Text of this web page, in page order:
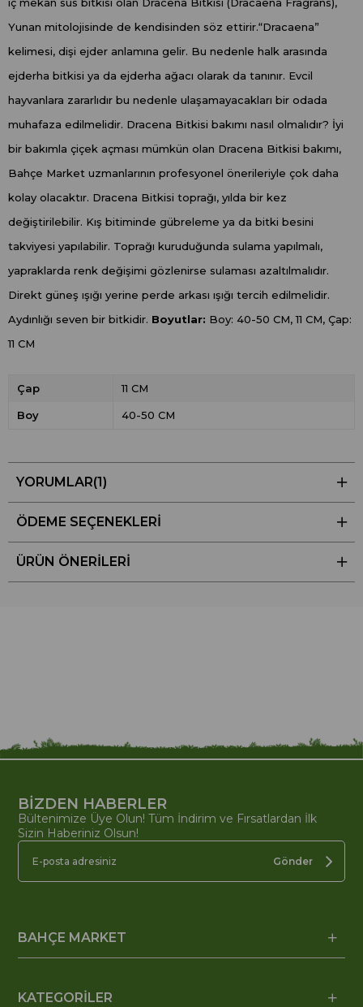
iç mekan süs bitkisi olan Dracena Bitkisi (Dracaena Fragrans),
Yunan mitolojisinde de kendisinden söz ettirir.“Dracaena”
kelimesi, dişi ejder anlamına gelir. Bu nedenle halk arasında
ejderha bitkisi ya da ejderha ağacı olarak da tanınır. Evcil
hayvanlara zararlıdır bu nedenle ulaşamayacakları bir odada
muhafaza edilmelidir. Dracena Bitkisi bakımı nasıl olmalıdır? İyi
bir bakımla çiçek açması mümkün olan Dracena Bitkisi bakımı,
Bahçe Market uzmanlarının profesyonel önerileriyle çok daha
kolay olacaktır. Dracena Bitkisi toprağı, yılda bir kez
değiştirilebilir. Kış bitiminde gübreleme ya da bitki besini
takviyesi yapılabilir. Toprağı kuruduğunda sulama yapılmalı,
yapraklarda renk değişimi gözlenirse sulaması azaltılmalıdır.
Direkt güneş ışığı yerine perde arkası ışığı tercih edilmelidir.
Aydınlığı seven bir bitkidir. Boyutlar: Boy: 40-50 CM, 11 CM, Çap:
11 CM
Çap 11 CM
Boy 40-50 CM
YORUMLAR(1)
ÖDEME SEÇENEKLERI
ÜRÜN ÖNERILERI
BİZDEN HABERLER
Bültenimize Üye Olun! Tüm İndirim ve Fırsatlardan İlk
Sizin Haberiniz Olsun!
Gönder
BAHÇE MARKET
KATEGORİLER